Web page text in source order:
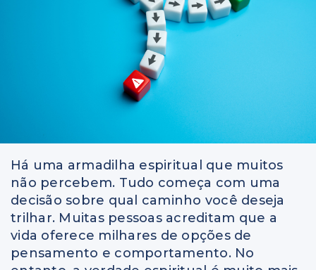
Há uma armadilha espiritual que muitos
não percebem. Tudo começa com uma
decisão sobre qual caminho você deseja
trilhar. Muitas pessoas acreditam que a
vida oferece milhares de opções de
pensamento e comportamento. No